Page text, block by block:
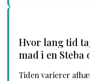
Hvor lang tid
mad i en Steba
Tiden varierer